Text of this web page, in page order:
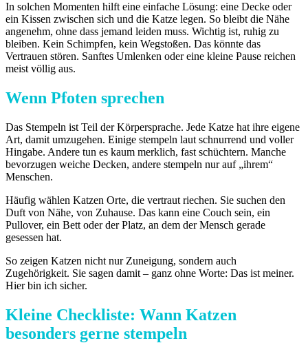
In solchen Momenten hilft eine einfache Lösung: eine Decke oder
ein Kissen zwischen sich und die Katze legen. So bleibt die Nähe
angenehm, ohne dass jemand leiden muss. Wichtig ist, ruhig zu
bleiben. Kein Schimpfen, kein Wegstoßen. Das könnte das
Vertrauen stören. Sanftes Umlenken oder eine kleine Pause reichen
meist völlig aus.
Wenn Pfoten sprechen
Das Stempeln ist Teil der Körpersprache. Jede Katze hat ihre eigene
Art, damit umzugehen. Einige stempeln laut schnurrend und voller
Hingabe. Andere tun es kaum merklich, fast schüchtern. Manche
bevorzugen weiche Decken, andere stempeln nur auf „ihrem“
Menschen.
Häufig wählen Katzen Orte, die vertraut riechen. Sie suchen den
Duft von Nähe, von Zuhause. Das kann eine Couch sein, ein
Pullover, ein Bett oder der Platz, an dem der Mensch gerade
gesessen hat.
So zeigen Katzen nicht nur Zuneigung, sondern auch
Zugehörigkeit. Sie sagen damit – ganz ohne Worte: Das ist meiner.
Hier bin ich sicher.
Kleine Checkliste: Wann Katzen
besonders gerne stempeln